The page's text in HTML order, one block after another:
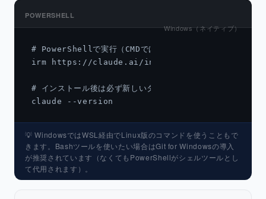
POWERSHELL
Windows（ネイティブ）
# PowerShellで実行（CMDではなくPowerShellであること
irm https://claude.ai/install.ps1 | iex
# インストール後は必ず新しいターミナルを開いてから
claude --version
💡 WindowsではWSL経由でLinux版のコマンドを使うこともで
きます。Bashツールを使いたい場合はGit for Windowsの導入
が推奨されています（なくてもPowerShellがシェルツールとし
て代用されます）。